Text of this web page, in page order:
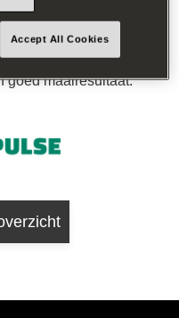
goed maairesultaat.
Accept All Cookies